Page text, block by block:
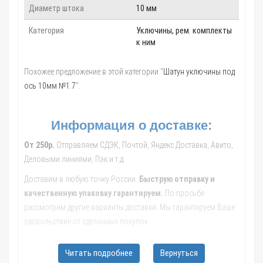
Диаметр штока 10 мм
Категория
Уключины, рем. комплекты
к ним
Похожее предложение в этой категории " Шатун уключины под
ось 10мм №1.7".
Информация о доставке:
От 250р. Отправляем СДЭК, Почтой, Яндекс.Доставка, Авито,
Деловыми линиями, Пэк и т.д.
Доставим в любую точку России.
Быструю отправку и
качественную упаковку гарантируем. По просьбе
рассмотрим другие варианты доставки. Мы гарантируем Ваше
удовольствие от сделанных покупок.
транспортной компании, рассчитают стоимость и сроки
Читать подробнее Вернуться